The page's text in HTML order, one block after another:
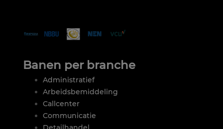
Banen per branche
Administratief
Arbeidsbemiddeling
Callcenter
Communicatie